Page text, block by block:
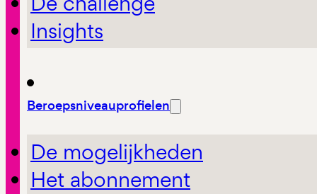
Insights
Beroepsniveauprofielen
De mogelijkheden
Het abonnement